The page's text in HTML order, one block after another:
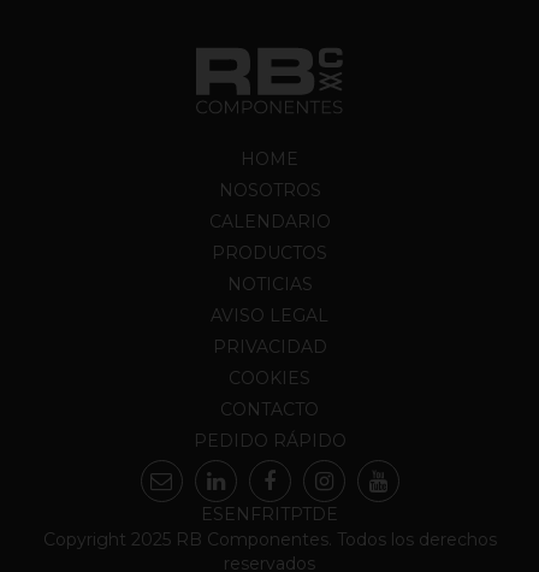
HOME
NOSOTROS
CALENDARIO
PRODUCTOS
NOTICIAS
AVISO LEGAL
PRIVACIDAD
COOKIES
CONTACTO
PEDIDO RÁPIDO
ES EN FR ITPTDE
Copyright 2025 RB Componentes. Todos los derechos
reservados